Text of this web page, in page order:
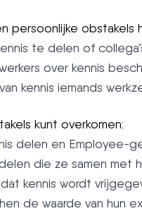
persoonlijke obstakels
te delen of
over kennis
kennis iemands
kunt overkomen:
delen en Employee-
die ze samen met
kennis wordt
de waarde van hun